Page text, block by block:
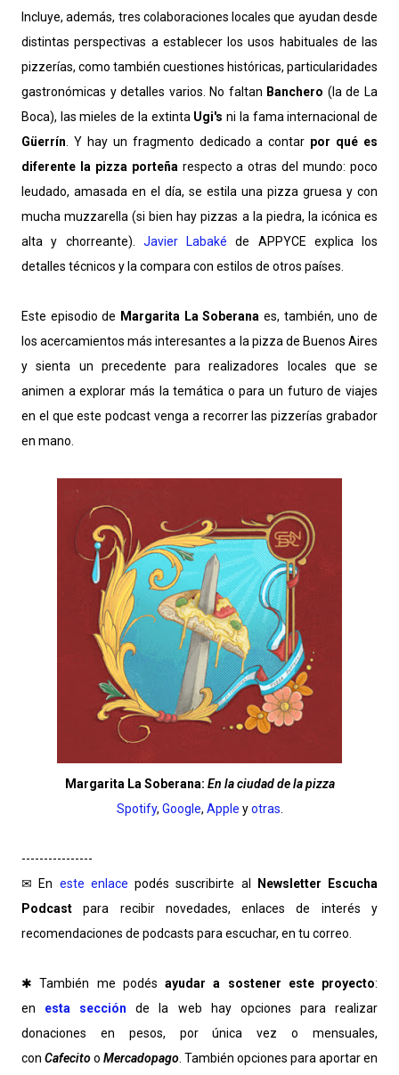
Incluye, además, tres colaboraciones locales que ayudan desde
distintas perspectivas a establecer los usos habituales de las
pizzerías, como también cuestiones históricas, particularidades
gastronómicas y detalles varios. No faltan Banchero (la de La
Boca), las mieles de la extinta Ugi's ni la fama internacional de
Güerrín. Y hay un fragmento dedicado a contar por qué es
diferente la pizza porteñarespecto a otras del mundo: poco
leudado, amasada en el día, se estila una pizza gruesa y con
mucha muzzarella (si bien hay pizzas a la piedra, la icónica es
alta y chorreante). Javier Labaké de APPYCE explica los
detalles técnicos y la compara con estilos de otros países.
Este episodio de Margarita La Soberana es, también, uno de
los acercamientos más interesantes a la pizza de Buenos Aires
y sienta un precedente para realizadores locales que se
animen a explorar más la temática o para un futuro de viajes
en el que este podcast venga a recorrer las pizzerías grabador
en mano.
Margarita La Soberana: En la ciudad de la pizza
Spotify, Google, Apple yotras.
----------------
✉ En este enlace podés suscribirte al
Newsletter Escucha
Podcast para recibir novedades, enlaces de interés y
recomendaciones de podcasts para escuchar, en tu correo.
✱ También me podés ayudar a sostener este proyecto:
en esta sección de la web hay opciones para realizar
donaciones en pesos, por única vez o mensuales,
con Cafecitoo Mercadopago. También opciones para aportar en